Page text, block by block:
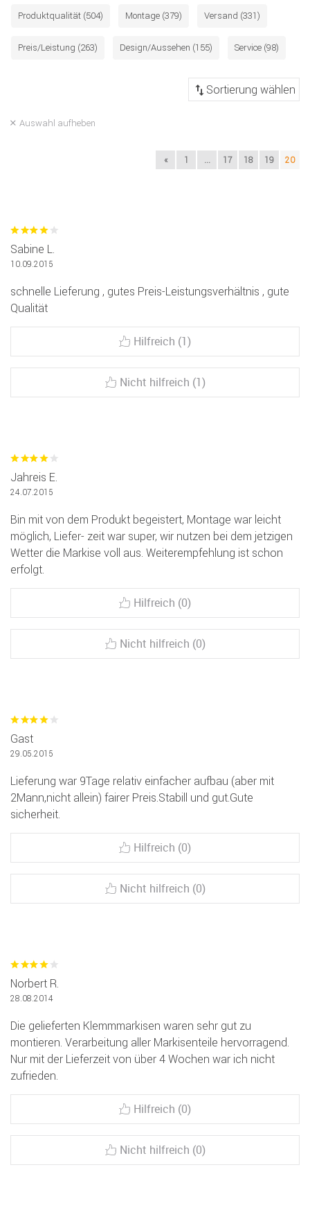
Produktqualität (504) Montage (379) Versand (331)
Preis/Leistung (263) Design/Aussehen (155) Service (98)
Auswahl aufheben
« 1 ... 17 18 19 20
Sabine L.
10.09.2015
schnelle Lieferung , gutes Preis-Leistungsverhältnis , gute
Qualität
Hilfreich (1)
Nicht hilfreich (1)
Jahreis E.
24.07.2015
Bin mit von dem Produkt begeistert, Montage war leicht
möglich, Liefer- zeit war super, wir nutzen bei dem jetzigen
Wetter die Markise voll aus. Weiterempfehlung ist schon
erfolgt.
Hilfreich (0)
Nicht hilfreich (0)
Gast
29.05.2015
Lieferung war 9Tage relativ einfacher aufbau (aber mit
2Mann,nicht allein) fairer Preis.Stabill und gut.Gute
sicherheit.
Hilfreich (0)
Nicht hilfreich (0)
Norbert R.
28.08.2014
Die gelieferten Klemmmarkisen waren sehr gut zu
montieren. Verarbeitung aller Markisenteile hervorragend.
Nur mit der Lieferzeit von über 4 Wochen war ich nicht
zufrieden.
Hilfreich (0)
Nicht hilfreich (0)